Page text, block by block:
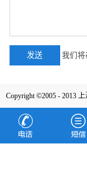
我们将
Copyright ©2005 - 2013